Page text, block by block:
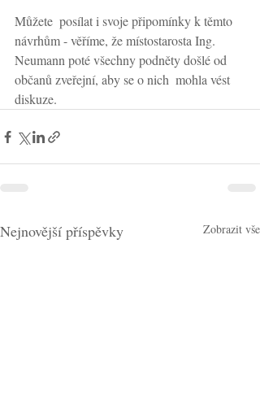
Můžete  posílat i svoje připomínky k těmto
návrhům - věříme, že místostarosta Ing.
Neumann poté všechny podněty došlé od
občanů zveřejní, aby se o nich  mohla vést
diskuze.
Nejnovější příspěvky Zobrazit vše